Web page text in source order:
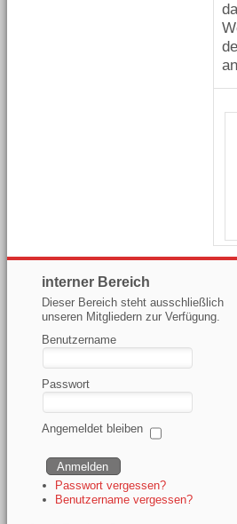
interner Bereich
Dieser Bereich steht ausschließlich
unseren Mitgliedern zur Verfügung.
Benutzername
Passwort
Angemeldet bleiben
Passwort vergessen?
Benutzername vergessen?